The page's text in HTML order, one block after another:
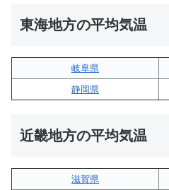
東海地方の平均気温
岐阜県
静岡県
近畿地方の平均気温
滋賀県